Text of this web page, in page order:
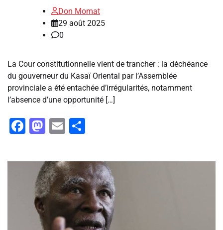
Don Momat
29 août 2025
0
La Cour constitutionnelle vient de trancher : la déchéance
du gouverneur du Kasaï Oriental par l’Assemblée
provinciale a été entachée d’irrégularités, notamment
l’absence d’une opportunité […]
Facebook
Mastodon
Email